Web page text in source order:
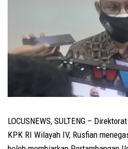
LOCUSNEWS, SULTENG –
KPK RI Wilayah IV, Rusfian